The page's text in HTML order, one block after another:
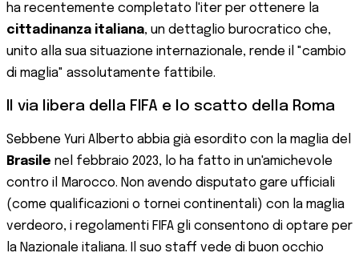
ha recentemente completato l'iter per ottenere la
cittadinanza italiana, un dettaglio burocratico che,
unito alla sua situazione internazionale, rende il "cambio
di maglia" assolutamente fattibile.
Il via libera della FIFA e lo scatto della Roma
Sebbene Yuri Alberto abbia già esordito con la maglia del
Brasile nel febbraio 2023, lo ha fatto in un'amichevole
contro il Marocco. Non avendo disputato gare ufficiali
(come qualificazioni o tornei continentali) con la maglia
verdeoro, i regolamenti FIFA gli consentono di optare per
la Nazionale italiana. Il suo staff vede di buon occhio